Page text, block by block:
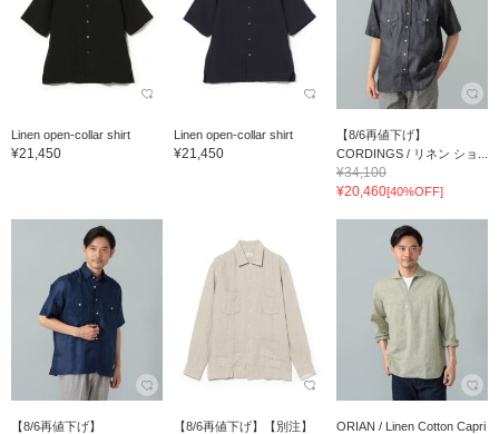
Linen open-collar shirt
¥21,450
Linen open-collar shirt
¥21,450
【8/6再値下げ】
CORDINGS / リネン ショ...
¥34,100
¥20,460[40%OFF]
【8/6再値下げ】
【8/6再値下げ】【別注】
ORIAN / Linen Cotton Capri